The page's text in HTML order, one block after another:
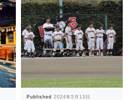
Published 2024年5月13日